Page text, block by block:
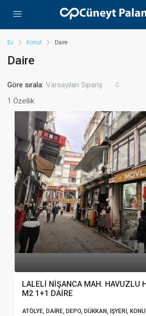
Ev Konut Daire
Daire
1 Özellik
Göre sırala: Varsayılan Sipariş
LALELİ NİŞANCA MAH. HAVUZLU
M2 1+1 DAİRE
ATÖLYE, DAIRE, DEPO, DÜKKAN, İŞYERI,